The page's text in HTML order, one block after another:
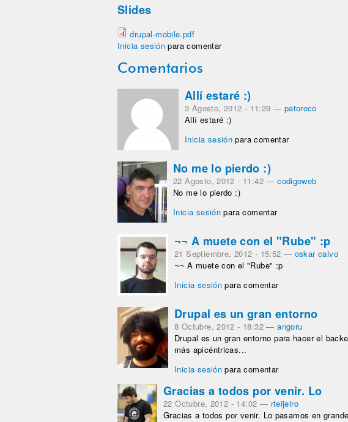
Slides
drupal-mobile.pdf
Inicia sesión para comentar
Comentarios
Allí estaré :)
3 Agosto, 2012 - 11:29 — patoroco
Allí estaré :)
Inicia sesión para comentar
No me lo pierdo :)
22 Agosto, 2012 - 11:42—codigoweb
No me lo pierdo :)
Inicia sesión para comentar
¬¬ A muete con el "Rube" :p
21 Septiembre, 2012 - 15:52 — oskar calvo
¬¬ A muete con el "Rube" :p
Inicia sesión para comentar
Drupal es un gran entorno
8 Octubre, 2012 - 18:32—angoru
Drupal es un gran entorno para hacer el
más apicéntricas...
Inicia sesión para comentar
Gracias a todos por venir. Lo
22 Octubre, 2012 - 14:02 — rteijeiro
Gracias a todos por venir. Lo pasamos en